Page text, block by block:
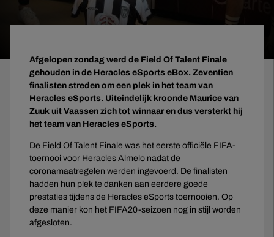
Afgelopen zondag werd de Field Of Talent Finale
gehouden in de Heracles eSports eBox. Zeventien
finalisten streden om een plek in het team van
Heracles eSports. Uiteindelijk kroonde Maurice van
Zuuk uit Vaassen zich tot winnaar en dus versterkt hij
het team van Heracles eSports.
De Field Of Talent Finale was het eerste officiële FIFA-
toernooi voor Heracles Almelo nadat de
coronamaatregelen werden ingevoerd. De finalisten
hadden hun plek te danken aan eerdere goede
prestaties tijdens de Heracles eSports toernooien. Op
deze manier kon het FIFA20-seizoen nog in stijl worden
afgesloten.